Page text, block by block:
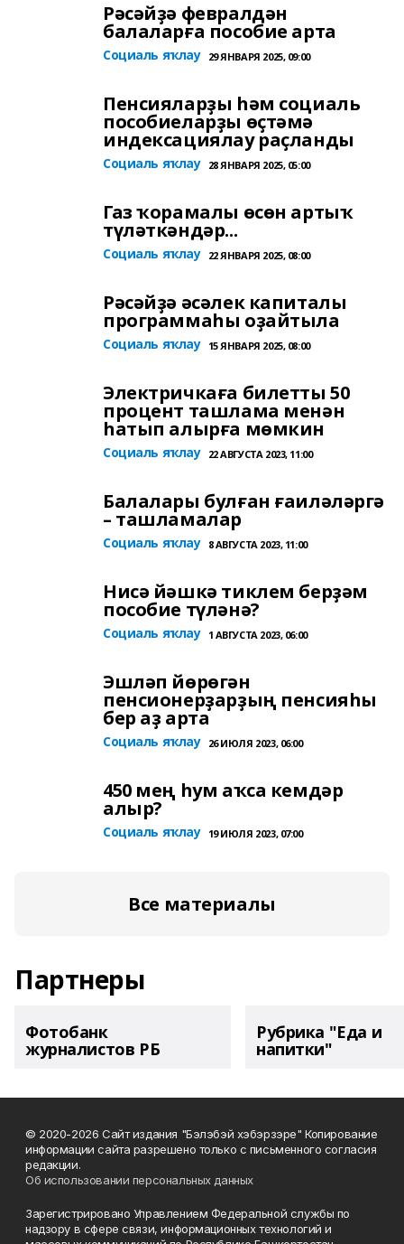
Рәсәйҙә февралдән
балаларға пособие арта
Социаль яҡлау 29 ЯНВАРЯ 2025, 09:00
Пенсияларҙы һәм социаль
пособиеларҙы өҫтәмә
индексациялау раҫланды
Социаль яҡлау 28 ЯНВАРЯ 2025, 05:00
Газ ҡорамалы өсөн артыҡ
түләткәндәр...
Социаль яҡлау 22 ЯНВАРЯ 2025, 08:00
Рәсәйҙә әсәлек капиталы
программаһы оҙайтыла
Социаль яҡлау 15 ЯНВАРЯ 2025, 08:00
Электричкаға билетты 50
процент ташлама менән
һатып алырға мөмкин
Социаль яҡлау 22 АВГУСТА 2023, 11:00
Балалары булған ғаиләләргә
– ташламалар
Социаль яҡлау 8 АВГУСТА 2023, 11:00
Нисә йәшкә тиклем берҙәм
пособие түләнә?
Социаль яҡлау 1 АВГУСТА 2023, 06:00
Эшләп йөрөгән
пенсионерҙарҙың пенсияһы
бер аҙ арта
Социаль яҡлау 26 ИЮЛЯ 2023, 06:00
450 мең һум аҡса кемдәр
алыр?
Социаль яҡлау 19 ИЮЛЯ 2023, 07:00
Все материалы
Партнеры
Фотобанк
журналистов РБ
Рубрика "Еда и
напитки"
© 2020-2026 Сайт издания "Бэлэбэй хэбэрзэре" Копирование
информации сайта разрешено только с письменного согласия
редакции.
Об использовании персональных данных
Зарегистрировано Управлением Федеральной службы по
надзору в сфере связи, информационных технологий и